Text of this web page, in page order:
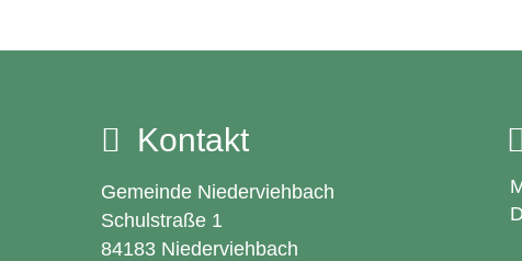
Kontakt
Gemeinde Niederviehbach
Schulstraße 1
84183 Niederviehbach